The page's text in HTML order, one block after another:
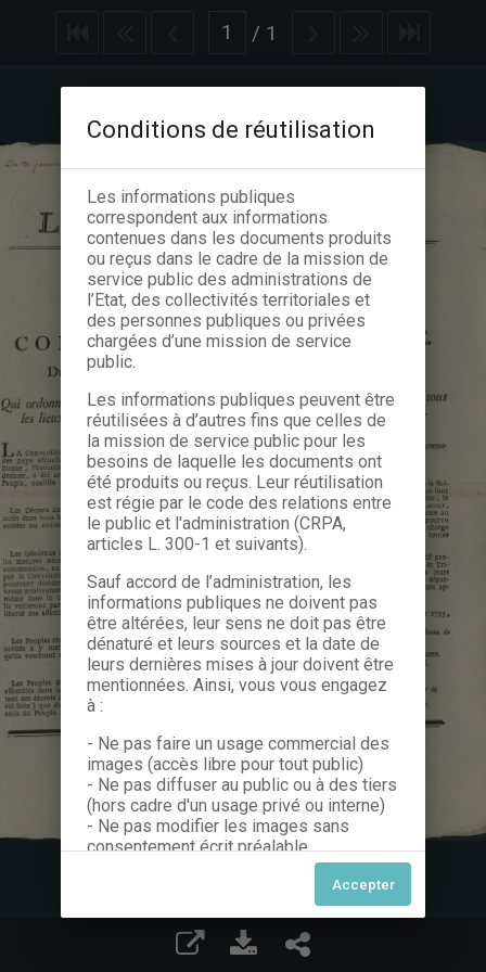
/ 1
Conditions de réutilisation
Les informations publiques
correspondent aux informations
contenues dans les documents produits
ou reçus dans le cadre de la mission de
service public des administrations de
l’Etat, des collectivités territoriales et
des personnes publiques ou privées
chargées d’une mission de service
public.
Les informations publiques peuvent être
réutilisées à d’autres fins que celles de
la mission de service public pour les
besoins de laquelle les documents ont
été produits ou reçus. Leur réutilisation
est régie par le code des relations entre
le public et l'administration (CRPA,
articles L. 300-1 et suivants).
Sauf accord de l’administration, les
informations publiques ne doivent pas
être altérées, leur sens ne doit pas être
dénaturé et leurs sources et la date de
leurs dernières mises à jour doivent être
mentionnées. Ainsi, vous vous engagez
à :
- Ne pas faire un usage commercial des
images (accès libre pour tout public)
- Ne pas diffuser au public ou à des tiers
(hors cadre d'un usage privé ou interne)
- Ne pas modifier les images sans
consentement écrit préalable
Dans le cas contraire, nous vous invitons
à nous contacter afin de solliciter le type
de Licence souhaitée parmi celles
proposées et le cas échéant, acquitter